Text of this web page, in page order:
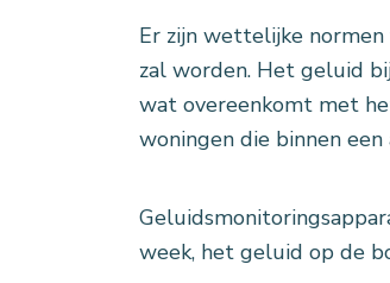
Er zijn wettelijke normen
zal worden. Het geluid
wat overeenkomt met
woningen die binnen
week, het geluid op de